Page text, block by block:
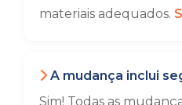
materiais adequados.
A mudança inclui
Sim! Todas as